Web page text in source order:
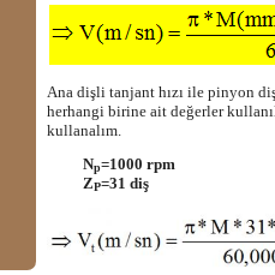
Ana dişli tanjant hızı ile pinyon
herhangi birine ait değerler
kullanalım.
Np=1000 rpm
ZP=31 diş